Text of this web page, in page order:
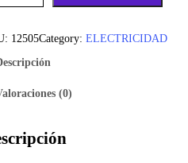
12505Category: ELECTRICIDAD
(0)